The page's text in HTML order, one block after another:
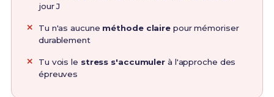
jour J
Tu n'as aucune méthode claire pour mémoriser
durablement
Tu vois le stress s'accumuler à l'approche des
épreuves